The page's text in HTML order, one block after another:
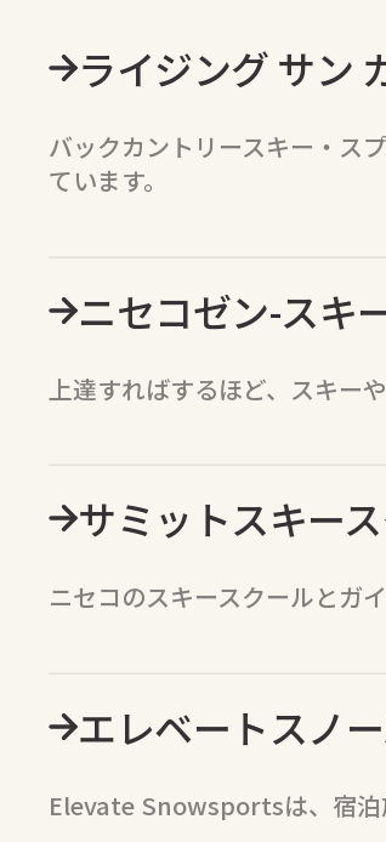
ライジング サン
バックカントリースキー・ス
ています。
ニセコゼン-スキ
上達すればするほど、スキー
サミットスキー
ニセコのスキースクールとガ
エレベートスノ
Elevate Snowsportsは、宿泊